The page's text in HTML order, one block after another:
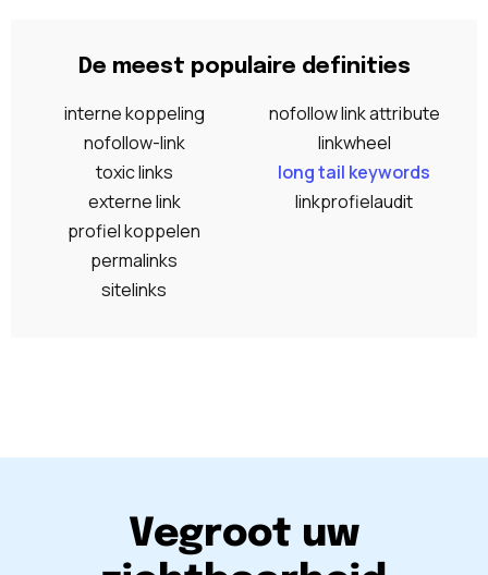
De meest populaire definities
interne koppeling
nofollow-link
toxic links
externe link
profiel koppelen
permalinks
sitelinks
nofollow link attribute
linkwheel
long tail keywords
linkprofielaudit
Vegroot uw